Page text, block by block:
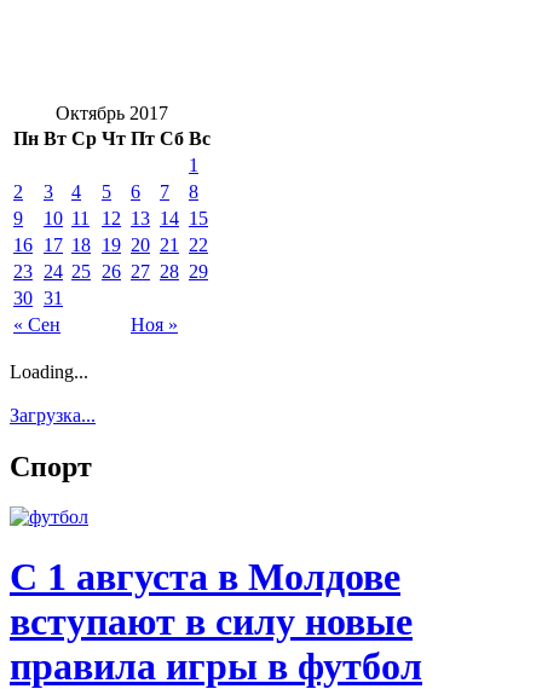
Октябрь 2017
Пн Вт Ср Чт Пт Сб Вс
« Сен Ноя »
1
2
3 4 5 6 7
8
9
10 11 12 13 14 15
16 17 18 19 20 21
22
23 24 25 26 27 28 29
30 31
Loading...
Загрузка...
Спорт
С 1 августа в Молдове
вступают в силу новые
правила игры в футбол